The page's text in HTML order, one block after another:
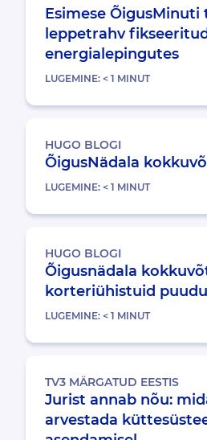
Esimese ÕigusMinuti
leppetrahv fikseeritud
energialepingutes
LUGEMINE: < 1 MINUT
HUGO BLOGI
ÕigusNädala
LUGEMINE: < 1 MINUT
HUGO BLOGI
Õigusnädala
korteriühistuid
LUGEMINE: < 1 MINUT
TV3 MÄRGATUD EESTIS
Jurist annab nõu:
arvestada